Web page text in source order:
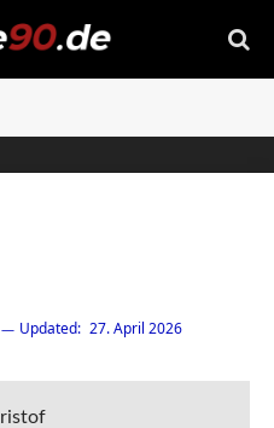
Updated: 27. April 2026